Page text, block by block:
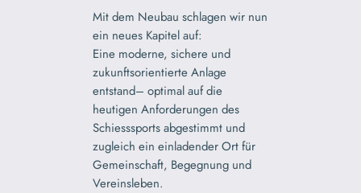
Mit dem Neubau schlagen wir nun
ein neues Kapitel auf:
Eine moderne, sichere und
zukunftsorientierte Anlage
entstand– optimal auf die
heutigen Anforderungen des
Schiesssports abgestimmt und
zugleich ein einladender Ort für
Gemeinschaft, Begegnung und
Vereinsleben.